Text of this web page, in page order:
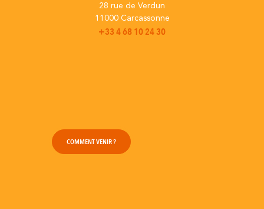
28 rue de Verdun
11000 Carcassonne
+33 4 68 10 24 30
COMMENT VENIR ?